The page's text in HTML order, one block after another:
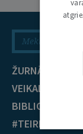
ŽURNĀLS
VEIKALS
BIBLIOTĒKA
#TEIRDARBS